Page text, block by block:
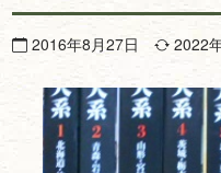
2016年8月27日 2022